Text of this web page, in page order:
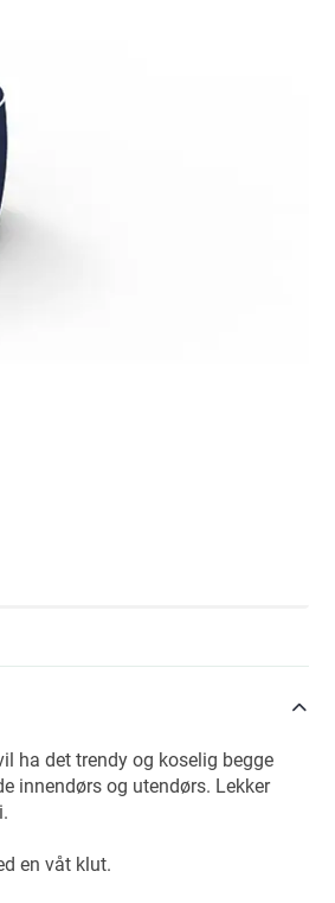
ha det trendy og koselig begge
innendørs og utendørs. Lekker
en våt klut.